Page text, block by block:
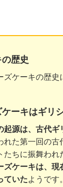
歴史
ズケーキの歴史
ーキはギリ
起源は、古代ギ
れた第一回の古
たちに振舞われ
ズケーキは、現
ていたようです。